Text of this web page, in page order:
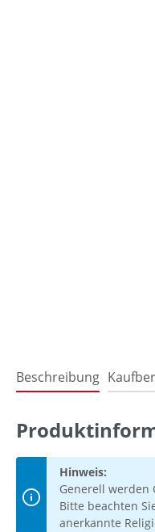
Beschreibung
Hinweis:
Generell werden
Bitte beachten
anerkannte